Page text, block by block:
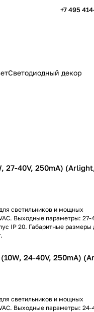
+7 495
Светодиодный декор
27-40V, 250mA)
светильников и мощных
Выходные параметры: 27-
IP 20. Габаритные размеры
24-40V, 250mA)
светильников и мощных
Выходные параметры: 24-